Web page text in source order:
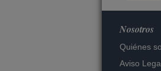
Nosotros
Quiénes
Aviso